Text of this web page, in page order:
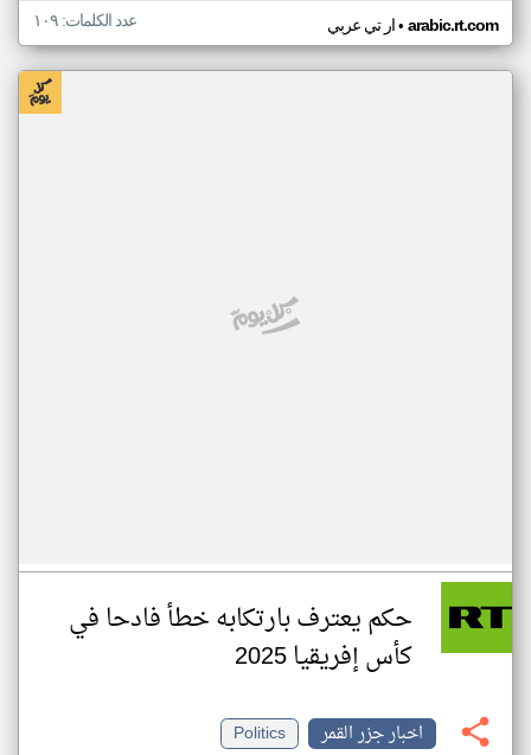
ار تي عربي• arabic.rt.com عدد الكلمات: ١٠٩
حكم يعترف بارتكابه خطأ فادحا في
كأس إفريقيا 2025
اخبار جزر القمر
Politics